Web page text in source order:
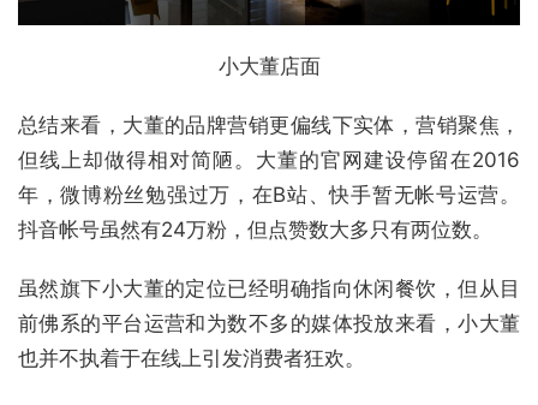
小大董店面
总结来看，大董的品牌营销更偏线下实体，营销聚焦，
但线上却做得相对简陋。大董的官网建设停留在2016
年，微博粉丝勉强过万，在B站、快手暂无帐号运营。
抖音帐号虽然有24万粉，但点赞数大多只有两位数。
虽然旗下小大董的定位已经明确指向休闲餐饮，但从目
前佛系的平台运营和为数不多的媒体投放来看，小大董
也并不执着于在线上引发消费者狂欢。